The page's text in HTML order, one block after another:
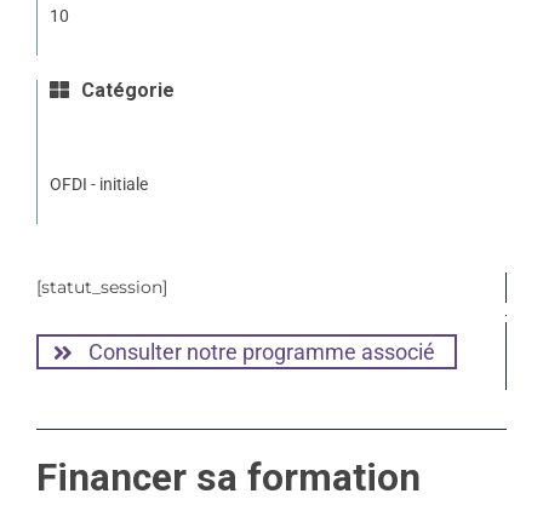
10
Catégorie
OFDI - initiale
[statut_session]
Consulter notre programme associé
Financer sa formation